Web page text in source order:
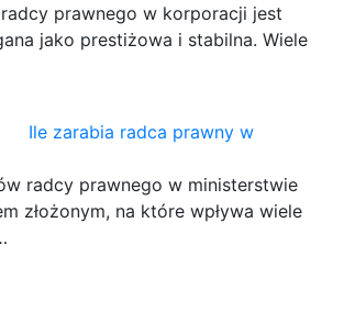
prawnego w korporacji jest
jako prestiżowa i stabilna. Wiele
Ile zarabia radca prawny w
radcy prawnego w ministerstwie
złożonym, na które wpływa wiele